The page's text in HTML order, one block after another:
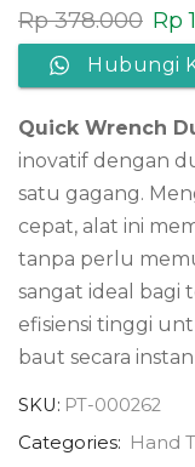
Rp378.000 Rp
Hubungi
Quick Wrench
inovatif dengan
satu gagang.
cepat, alat ini
tanpa perlu
sangat ideal bagi
efisiensi tinggi
baut secara
SKU: PT-000262
Categories: Hand